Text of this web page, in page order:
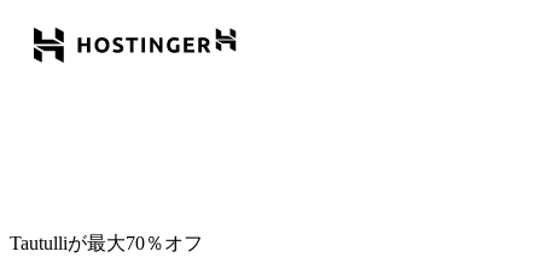
Tautulliが最大70％オフ